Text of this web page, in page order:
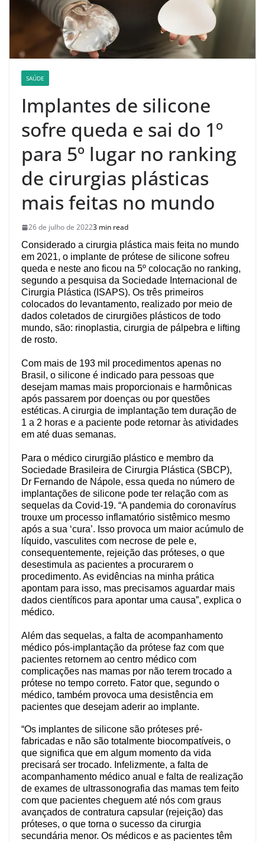
SAÚDE
Implantes de silicone
sofre queda e sai do 1º
para 5º lugar no ranking
de cirurgias plásticas
mais feitas no mundo
26 de julho de 20223 min read
Considerado a cirurgia plástica mais feita no mundo
em 2021, o implante de prótese de silicone sofreu
queda e neste ano ficou na 5º colocação no ranking,
segundo a pesquisa da Sociedade Internacional de
Cirurgia Plástica (ISAPS). Os três primeiros
colocados do levantamento, realizado por meio de
dados coletados de cirurgiões plásticos de todo
mundo, são: rinoplastia, cirurgia de pálpebra e lifting
de rosto.
Com mais de 193 mil procedimentos apenas no
Brasil, o silicone é indicado para pessoas que
desejam mamas mais proporcionais e harmônicas
após passarem por doenças ou por questões
estéticas. A cirurgia de implantação tem duração de
1 a 2 horas e a paciente pode retornar às atividades
em até duas semanas.
Para o médico cirurgião plástico e membro da
Sociedade Brasileira de Cirurgia Plástica (SBCP),
Dr Fernando de Nápole, essa queda no número de
implantações de silicone pode ter relação com as
sequelas da Covid-19. “A pandemia do coronavírus
trouxe um processo inflamatório sistêmico mesmo
após a sua ‘cura’. Isso provoca um maior acúmulo de
líquido, vasculites com necrose de pele e,
consequentemente, rejeição das próteses, o que
desestimula as pacientes a procurarem o
procedimento. As evidências na minha prática
apontam para isso, mas precisamos aguardar mais
dados científicos para apontar uma causa”, explica o
médico.
Além das sequelas, a falta de acompanhamento
médico pós-implantação da prótese faz com que
pacientes retornem ao centro médico com
complicações nas mamas por não terem trocado a
prótese no tempo correto. Fator que, segundo o
médico, também provoca uma desistência em
pacientes que desejam aderir ao implante.
“Os implantes de silicone são próteses pré-
fabricadas e não são totalmente biocompatíveis, o
que significa que em algum momento da vida
precisará ser trocado. Infelizmente, a falta de
acompanhamento médico anual e falta de realização
de exames de ultrassonografia das mamas tem feito
com que pacientes cheguem até nós com graus
avançados de contratura capsular (rejeição) das
próteses, o que torna o sucesso da cirurgia
secundária menor. Os médicos e as pacientes têm